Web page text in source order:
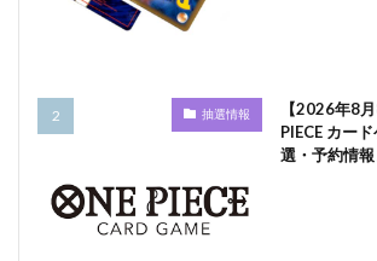
抽選情報
【2026年8
PIECE カー
選・予約情